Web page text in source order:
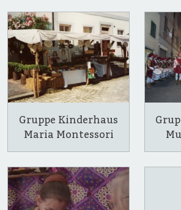
Gruppe Kinderhaus
Maria Montessori